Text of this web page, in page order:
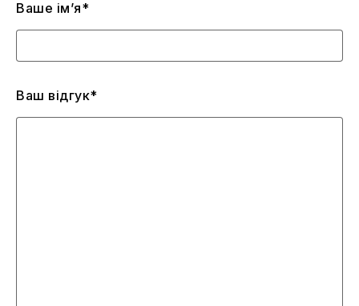
Ваше ім’я*
Ваш відгук*